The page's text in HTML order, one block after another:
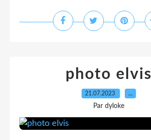
photo elvis
21.07.2023 …
Par dyloke